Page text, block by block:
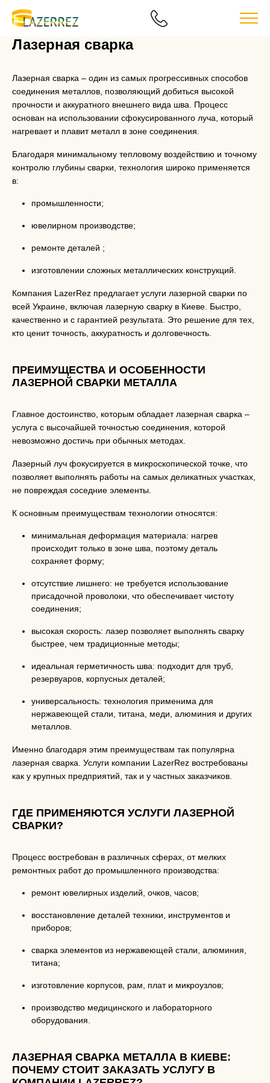
Лазерная сварка
Лазерная сварка – один из самых прогрессивных способов
соединения металлов, позволяющий добиться высокой
прочности и аккуратного внешнего вида шва. Процесс
основан на использовании сфокусированного луча, который
нагревает и плавит металл в зоне соединения.
Благодаря минимальному тепловому воздействию и точному
контролю глубины сварки, технология широко применяется
в:
промышленности;
ювелирном производстве;
ремонте деталей ;
изготовлении сложных металлических конструкций.
Компания LazerRez предлагает услуги лазерной сварки по
всей Украине, включая лазерную сварку в Киеве. Быстро,
качественно и с гарантией результата. Это решение для тех,
кто ценит точность, аккуратность и долговечность.
ПРЕИМУЩЕСТВА И ОСОБЕННОСТИ
ЛАЗЕРНОЙ СВАРКИ МЕТАЛЛА
Главное достоинство, которым обладает лазерная сварка –
услуга с высочайшей точностью соединения, которой
невозможно достичь при обычных методах.
Лазерный луч фокусируется в микроскопической точке, что
позволяет выполнять работы на самых деликатных участках,
не повреждая соседние элементы.
К основным преимуществам технологии относятся:
минимальная деформация материала: нагрев
происходит только в зоне шва, поэтому деталь
сохраняет форму;
отсутствие лишнего: не требуется использование
присадочной проволоки, что обеспечивает чистоту
соединения;
высокая скорость: лазер позволяет выполнять сварку
быстрее, чем традиционные методы;
идеальная герметичность шва: подходит для труб,
резервуаров, корпусных деталей;
универсальность: технология применима для
нержавеющей стали, титана, меди, алюминия и других
металлов.
Именно благодаря этим преимуществам так популярна
лазерная сварка. Услуги компании LazerRez востребованы
как у крупных предприятий, так и у частных заказчиков.
ГДЕ ПРИМЕНЯЮТСЯ УСЛУГИ ЛАЗЕРНОЙ
СВАРКИ?
Процесс востребован в различных сферах, от мелких
ремонтных работ до промышленного производства:
ремонт ювелирных изделий, очков, часов;
восстановление деталей техники, инструментов и
приборов;
сварка элементов из нержавеющей стали, алюминия,
титана;
изготовление корпусов, рам, плат и микроузлов;
производство медицинского и лабораторного
оборудования.
ЛАЗЕРНАЯ СВАРКА МЕТАЛЛА В КИЕВЕ:
ПОЧЕМУ СТОИТ ЗАКАЗАТЬ УСЛУГУ В